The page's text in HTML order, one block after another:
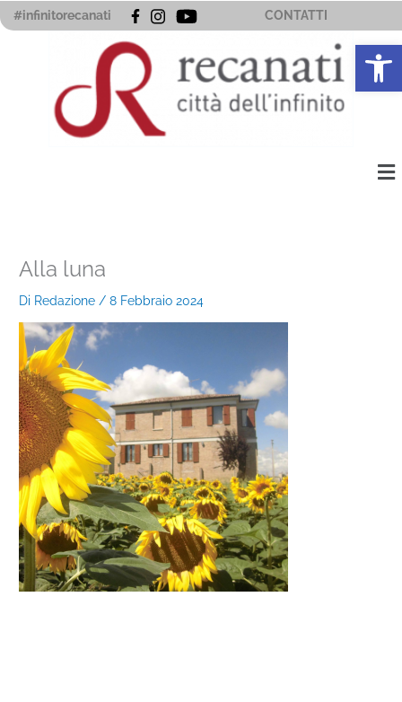
Vai
al
#infinitorecanati CONTATTI
Alla luna
Di Redazione /8 Febbraio 2024
Apri la